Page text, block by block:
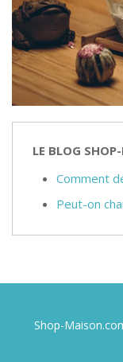
LE BLOG
Comment
Peut-on
Shop-